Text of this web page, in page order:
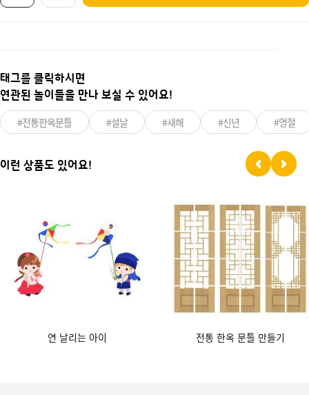
태그를 클릭하시면
연관된 놀이들을 만나 보실 수 있어요!
#전통한옥문틀 #설날 #새해 #신년 #명절
이런 상품도 있어요!
연 날리는 아이 전통 한옥 문틀 만들기